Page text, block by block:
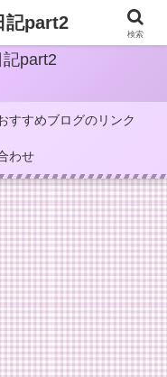
part2
すすめブログのリンク
わせ
記part2
検索